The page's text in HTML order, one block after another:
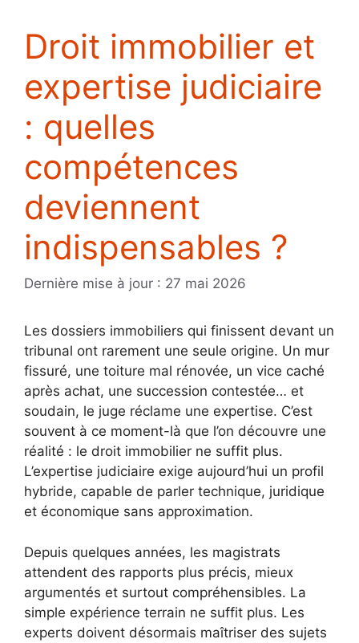
Droit immobilier et
expertise judiciaire
: quelles
compétences
deviennent
indispensables ?
27 mai 2026
Les dossiers immobiliers qui finissent devant un
tribunal ont rarement une seule origine. Un mur
fissuré, une toiture mal rénovée, un vice caché
après achat, une succession contestée… et
soudain, le juge réclame une expertise. C’est
souvent à ce moment-là que l’on découvre une
réalité : le droit immobilier ne suffit plus.
L’expertise judiciaire exige aujourd’hui un profil
hybride, capable de parler technique, juridique
et économique sans approximation.
Depuis quelques années, les magistrats
attendent des rapports plus précis, mieux
argumentés et surtout compréhensibles. La
simple expérience terrain ne suffit plus. Les
experts doivent désormais maîtriser des sujets